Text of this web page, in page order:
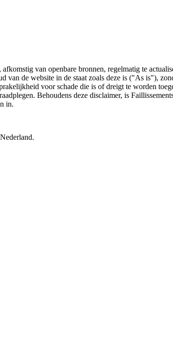
van openbare bronnen, regelmatig te
van de website in de staat zoals deze is ("As is"),
voor schade die is of dreigt te worden
Behoudens deze disclaimer, is
in.